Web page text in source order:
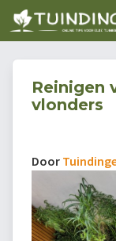
Reinigen
vlonders
Door